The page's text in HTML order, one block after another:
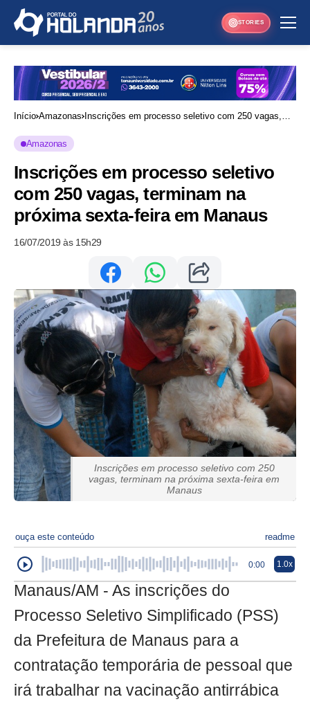
STORIES
Início Amazonas Inscrições em processo seletivo com 250 vagas,
Amazonas
Inscrições em processo seletivo
com 250 vagas, terminam na
próxima sexta-feira em Manaus
16/07/2019 às 15h29
Inscrições em processo seletivo com 250
vagas, terminam na próxima sexta-feira em
Manaus
ouça este conteúdo readme
0:00 1.0x
Manaus/AM - As inscrições do
Processo Seletivo Simplificado (PSS)
da Prefeitura de Manaus para a
contratação temporária de pessoal que
irá trabalhar na vacinação antirrábica